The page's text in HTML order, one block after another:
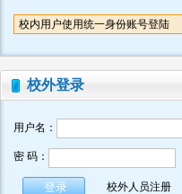
校内用户使用统一身份账号登陆
校外登录
用户名：
密 码：
校外人员注册